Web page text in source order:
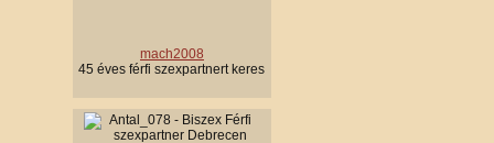
mach2008
45 éves férfi szexpartnert keres